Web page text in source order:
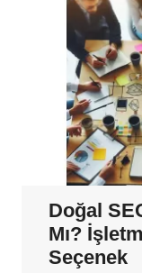
Doğal
Mı?
Seçenek